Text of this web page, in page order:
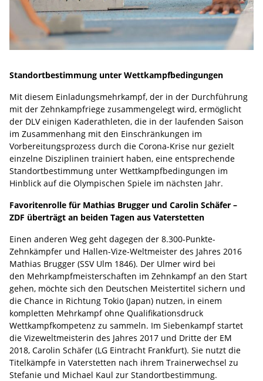
Standortbestimmung unter Wettkampfbedingungen
Mit diesem Einladungsmehrkampf, der in der Durchführung
mit der Zehnkampfriege zusammengelegt wird, ermöglicht
der DLV einigen Kaderathleten, die in der laufenden Saison
im Zusammenhang mit den Einschränkungen im
Vorbereitungsprozess durch die Corona-Krise nur gezielt
einzelne Disziplinen trainiert haben, eine entsprechende
Standortbestimmung unter Wettkampfbedingungen im
Hinblick auf die Olympischen Spiele im nächsten Jahr.
Favoritenrolle für Mathias Brugger und Carolin Schäfer –
ZDF überträgt an beiden Tagen aus Vaterstetten
Einen anderen Weg geht dagegen der 8.300-Punkte-
Zehnkämpfer und Hallen-Vize-Weltmeister des Jahres 2016
Mathias Brugger (SSV Ulm 1846). Der Ulmer wird bei
den Mehrkampfmeisterschaften im Zehnkampf an den Start
gehen, möchte sich den Deutschen Meistertitel sichern und
die Chance in Richtung Tokio (Japan) nutzen, in einem
kompletten Mehrkampf ohne Qualifikationsdruck
Wettkampfkompetenz zu sammeln. Im Siebenkampf startet
die Vizeweltmeisterin des Jahres 2017 und Dritte der EM
2018, Carolin Schäfer (LG Eintracht Frankfurt). Sie nutzt die
Titelkämpfe in Vaterstetten nach ihrem Trainerwechsel zu
Stefanie und Michael Kaul zur Standortbestimmung.